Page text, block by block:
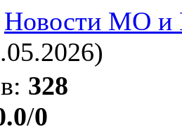
Новости МО
: 328
/0